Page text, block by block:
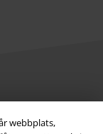
webbplats,